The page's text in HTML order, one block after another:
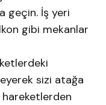
geçin. İş yeri
gibi mekanlar
sizi atağa
hareketlerden